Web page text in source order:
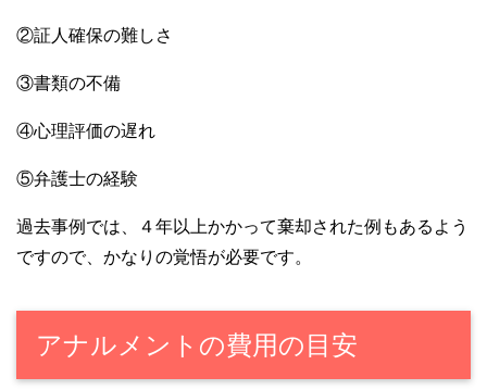
②証人確保の難しさ
③書類の不備
④心理評価の遅れ
⑤弁護士の経験
過去事例では、４年以上かかって棄却された例もあるよう
ですので、かなりの覚悟が必要です。
アナルメントの費用の目安